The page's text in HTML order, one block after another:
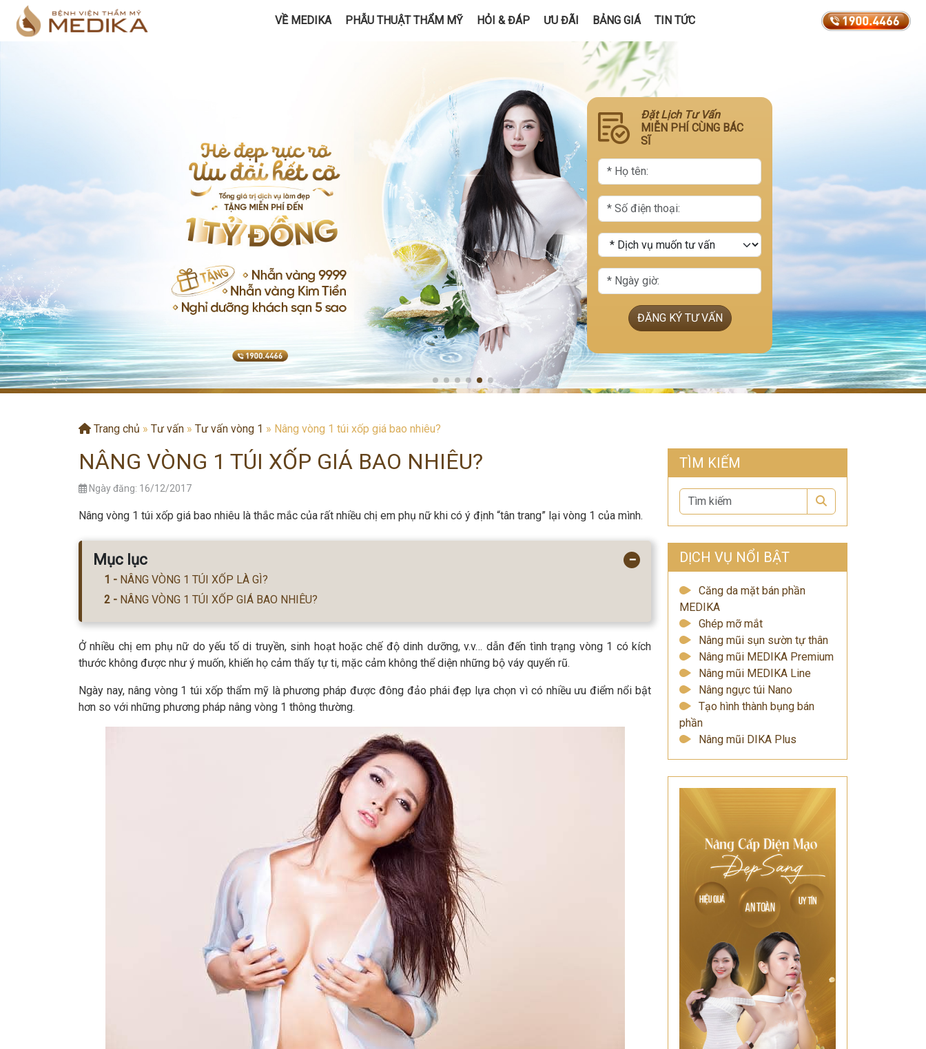
VỀ MEDIKA PHẪU THUẬT THẨM MỸ HỎI & ĐÁP ƯU ĐÃI BẢNG GIÁ TIN TỨC
Đặt Lịch Tư Vấn
MIỄN PHÍ CÙNG BÁC
SĨ
ĐĂNG KÝ TƯ VẤN
Trang chủ » Tư vấn » Tư vấn vòng 1 » Nâng vòng 1 túi xốp giá bao nhiêu?
NÂNG VÒNG 1 TÚI XỐP GIÁ BAO NHIÊU?
Ngày đăng: 16/12/2017
Nâng vòng 1 túi xốp giá bao nhiêu là thắc mắc của rất nhiều chị em phụ nữ khi có ý định “tân trang” lại vòng 1 của mình.
Mục lục −
NÂNG VÒNG 1 TÚI XỐP LÀ GÌ?
NÂNG VÒNG 1 TÚI XỐP GIÁ BAO NHIÊU?
Ở nhiều chị em phụ nữ do yếu tố di truyền, sinh hoạt hoặc chế độ dinh dưỡng, v.v… dẫn đến tình trạng vòng 1 có kích
thước không được như ý muốn, khiến họ cảm thấy tự ti, mặc cảm không thể diện những bộ váy quyến rũ.
Ngày nay, nâng vòng 1 túi xốp thẩm mỹ là phương pháp được đông đảo phái đẹp lựa chọn vì có nhiều ưu điểm nổi bật
hơn so với những phương pháp nâng vòng 1 thông thường.
TÌM KIẾM
DỊCH VỤ NỔI BẬT
Căng da mặt bán phần
MEDIKA
Ghép mỡ mắt
Nâng mũi sụn sườn tự thân
Nâng mũi MEDIKA Premium
Nâng mũi MEDIKA Line
Nâng ngực túi Nano
Tạo hình thành bụng bán
phần
Nâng mũi DIKA Plus